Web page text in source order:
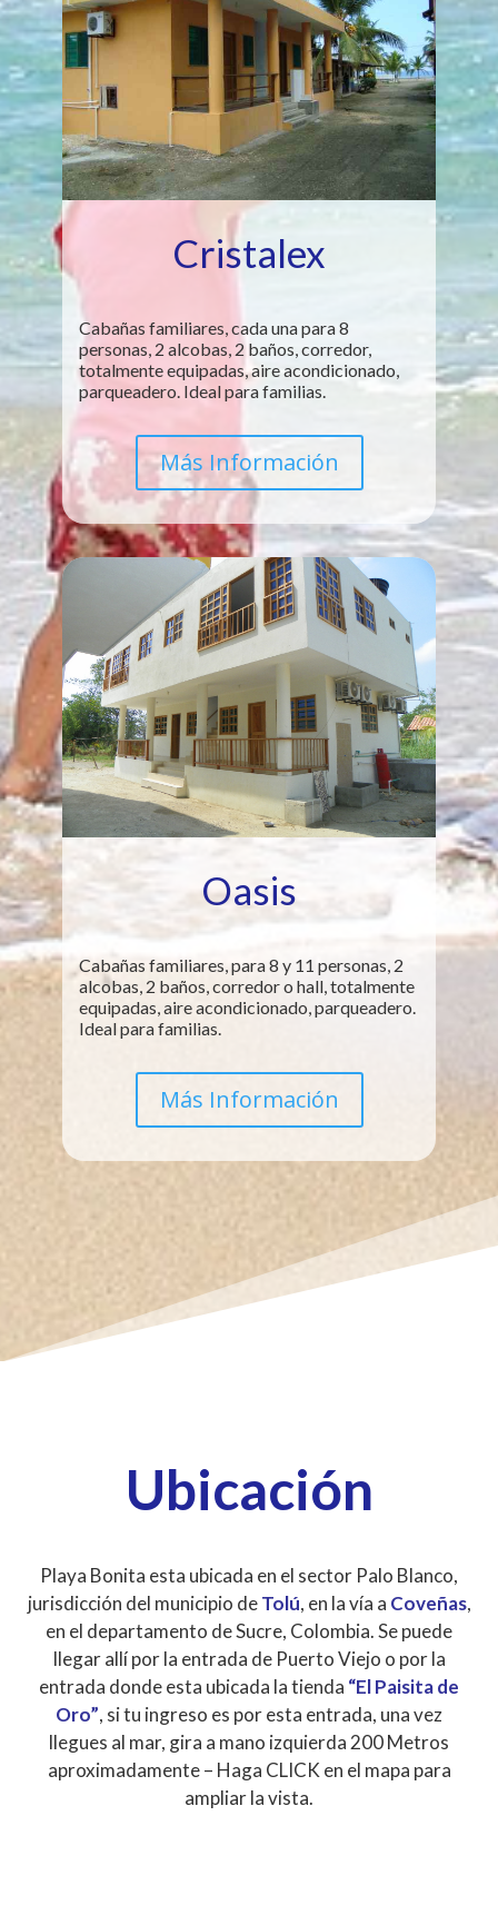
Cristalex
Cabañas familiares, cada una para 8
personas, 2 alcobas, 2 baños, corredor,
totalmente equipadas, aire acondicionado,
parqueadero. Ideal para familias.
Más Información
Oasis
Cabañas familiares, para 8 y 11 personas, 2
alcobas, 2 baños, corredor o hall, totalmente
equipadas, aire acondicionado, parqueadero.
Ideal para familias.
Más Información
Ubicación
Playa Bonita esta ubicada en el sector Palo Blanco,
jurisdicción del municipio deTolú, en la vía a Coveñas,
en el departamento de Sucre, Colombia. Se puede
llegar allí por la entrada de Puerto Viejo o por la
entrada donde esta ubicada la tienda “El Paisita de
Oro”, si tu ingreso es por esta entrada, una vez
llegues al mar, gira a mano izquierda 200 Metros
aproximadamente – Haga CLICK en el mapa para
ampliar la vista.